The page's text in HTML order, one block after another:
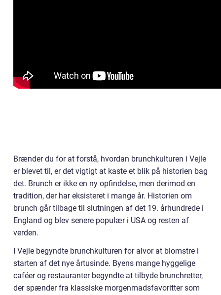
Brænder du for at forstå, hvordan brunchkulturen i Vejle
er blevet til, er det vigtigt at kaste et blik på historien bag
det. Brunch er ikke en ny opfindelse, men derimod en
tradition, der har eksisteret i mange år. Historien om
brunch går tilbage til slutningen af det 19. århundrede i
England og blev senere populær i USA og resten af
verden.
I Vejle begyndte brunchkulturen for alvor at blomstre i
starten af det nye årtusinde. Byens mange hyggelige
caféer og restauranter begyndte at tilbyde brunchretter,
der spænder fra klassiske morgenmadsfavoritter som